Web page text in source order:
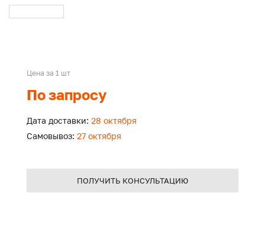
Цена за 1 шт
По запросу
Дата доставки: 28 октября
Самовывоз: 27 октября
ПОЛУЧИТЬ КОНСУЛЬТАЦИЮ